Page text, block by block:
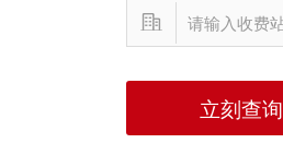
立刻查询